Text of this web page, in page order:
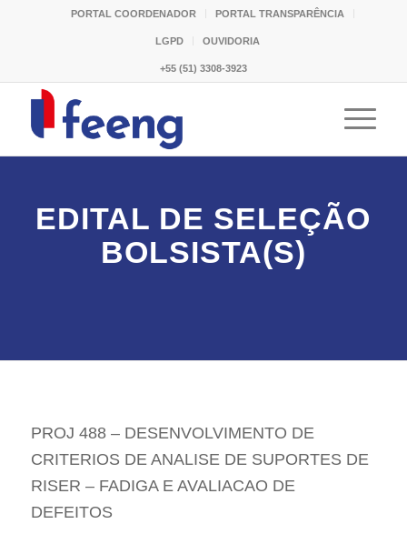
PORTAL COORDENADOR PORTAL TRANSPARÊNCIA
LGPD OUVIDORIA
+55 (51) 3308-3923
EDITAL DE SELEÇÃO
BOLSISTA(S)
PROJ 488 – DESENVOLVIMENTO DE
CRITERIOS DE ANALISE DE SUPORTES DE
RISER – FADIGA E AVALIACAO DE
DEFEITOS